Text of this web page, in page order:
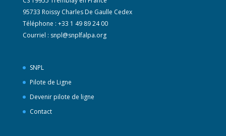
95733 Roissy Charles De Gaulle Cedex
Téléphone : +33 1 49 89 24 00
Courriel : snpl@snplfalpa.org
SNPL
Pilote de Ligne
Devenir pilote de ligne
Contact